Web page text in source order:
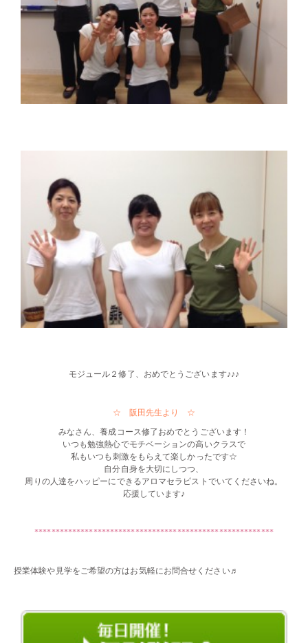
モジュール２修了、おめでとうございます♪♪♪
☆ 阪田先生より ☆
みなさん、養成コース修了おめでとうございます！
いつも勉強熱心でモチベーションの高いクラスで
私もいつも刺激をもらえて楽しかったです☆
自分自身を大切にしつつ、
周りの人達をハッピーにできるアロマセラピストでいてくださいね。
応援しています♪
*********************************************************
授業体験や見学をご希望の方はお気軽にお問合せください♬